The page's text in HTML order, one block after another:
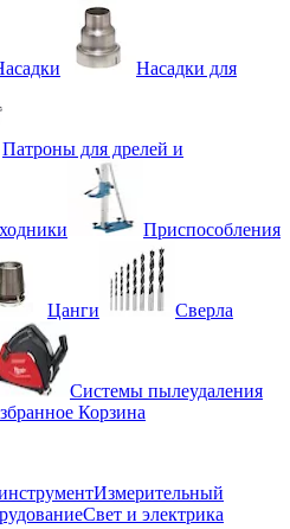
Насадки для
Патроны для дрелей и
Приспособления
Цанги Сверла
Системы пылеудаления
Корзина
Измерительный
Свет и электрика